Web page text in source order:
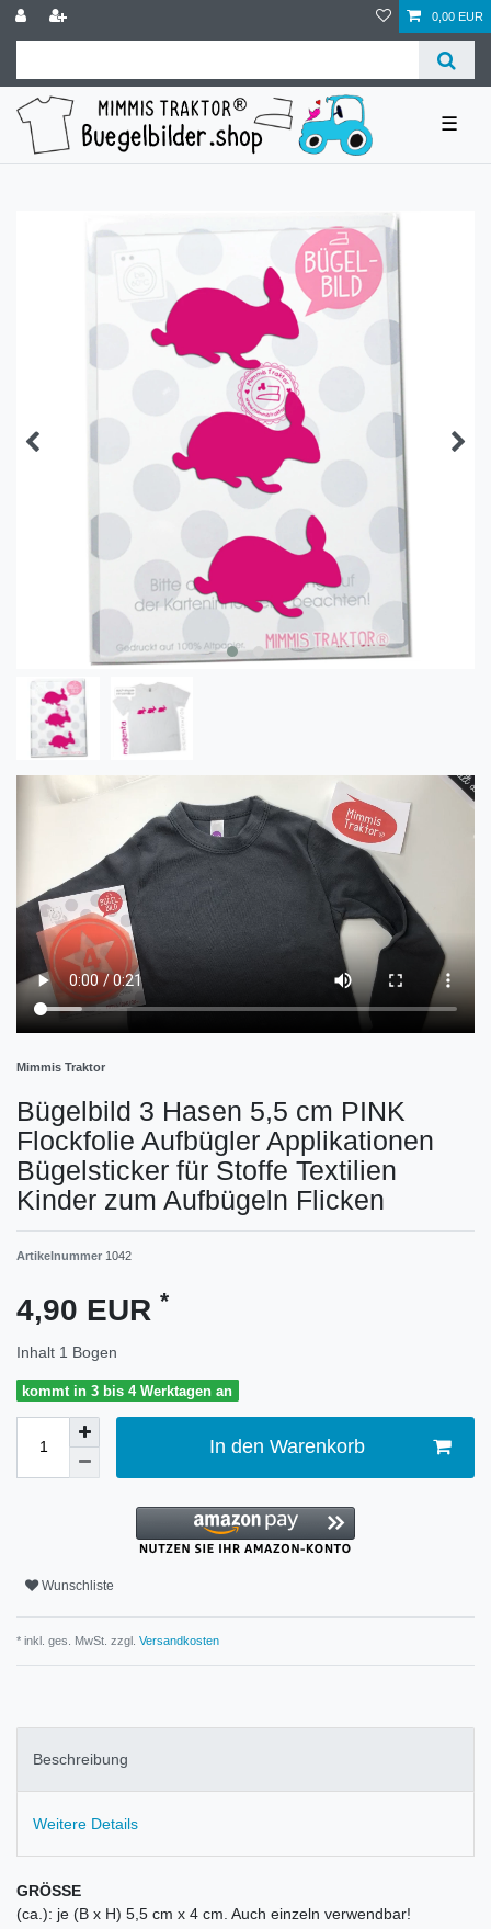
0,00 EUR
☰
Mimmis Traktor
Bügelbild 3 Hasen 5,5 cm PINK
Flockfolie Aufbügler Applikationen
Bügelsticker für Stoffe Textilien
Kinder zum Aufbügeln Flicken
Artikelnummer 1042
4,90 EUR *
Inhalt 1 Bogen
kommt in 3 bis 4 Werktagen an
In den Warenkorb
Wunschliste
* inkl. ges. MwSt. zzgl. Versandkosten
Beschreibung
Weitere Details
GRÖSSE
(ca.): je (B x H) 5,5 cm x 4 cm. Auch einzeln verwendbar!